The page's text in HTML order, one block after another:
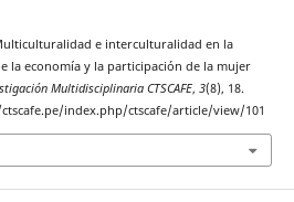
e interculturalidad en la
la economía y la participación de la mujer
Multidisciplinaria CTSCAFE, 3(8), 18.
index.php/ctscafe/article/view/101